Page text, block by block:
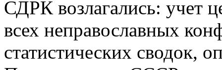
СДРК возлагались: учет
всех неправославных
статистических сводок,